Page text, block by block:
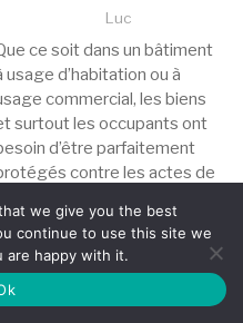
Luc
ce soit dans un bâtiment
usage d’habitation ou à
commercial, les biens
surtout les occupants ont
d’être parfaitement
contre les actes de
vandalismes. Autrement dit, il
est toujours indispensable
un…
Lire la suite
we give you the best
continue to use this site we
are happy with it.